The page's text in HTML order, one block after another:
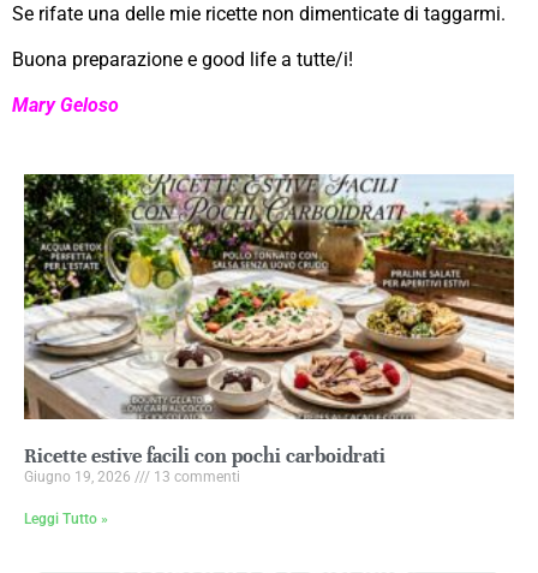
Se rifate una delle mie ricette non dimenticate di taggarmi.
Buona preparazione e good life a tutte/i!
Mary Geloso
Ricette estive facili con pochi carboidrati
Giugno 19, 2026 13 commenti
Leggi Tutto »